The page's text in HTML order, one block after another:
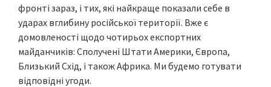
фронті зараз, і тих, які найкраще показали себе в
ударах вглибину російської території. Вже є
домовленості щодо чотирьох експортних
майданчиків: Сполучені Штати Америки, Європа,
Близький Схід, і також Африка. Ми будемо готувати
відповідні угоди.